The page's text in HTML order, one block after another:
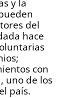
y la
del
hace
con
uno de los
país.